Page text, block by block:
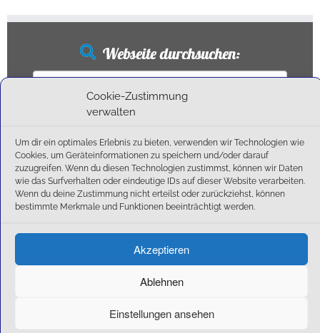
Cookie-Zustimmung
verwalten
Um dir ein optimales Erlebnis zu bieten, verwenden wir Technologien wie
Cookies, um Geräteinformationen zu speichern und/oder darauf
zuzugreifen. Wenn du diesen Technologien zustimmst, können wir Daten
wie das Surfverhalten oder eindeutige IDs auf dieser Website verarbeiten.
Wenn du deine Zustimmung nicht erteilst oder zurückziehst, können
bestimmte Merkmale und Funktionen beeinträchtigt werden.
Akzeptieren
Ablehnen
Einstellungen ansehen
Webseite durchsuchen:
Suchen
Neueste Beiträge
Ballschule erweitert!
6:1-Triumph im Heimfinale: Der SC Olching schießt sich zurück in die Landesliga!
Außensaison 2025
Start am 01. September!
SC Olching e.V.·Präsentiert von